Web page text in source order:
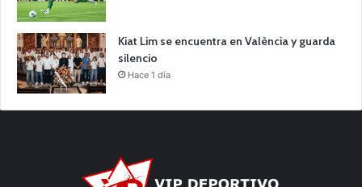
Kiat Lim se encuentra en València y guarda
silencio
Hace 1 día